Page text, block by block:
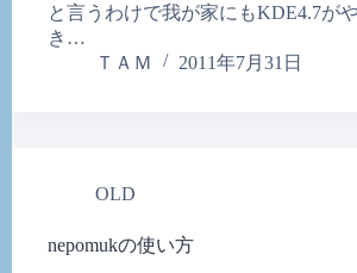
と言うわけで我が家にもKDE4.7が
き…
ＴＡＭ
2011年7月31日
OLD
nepomukの使い方